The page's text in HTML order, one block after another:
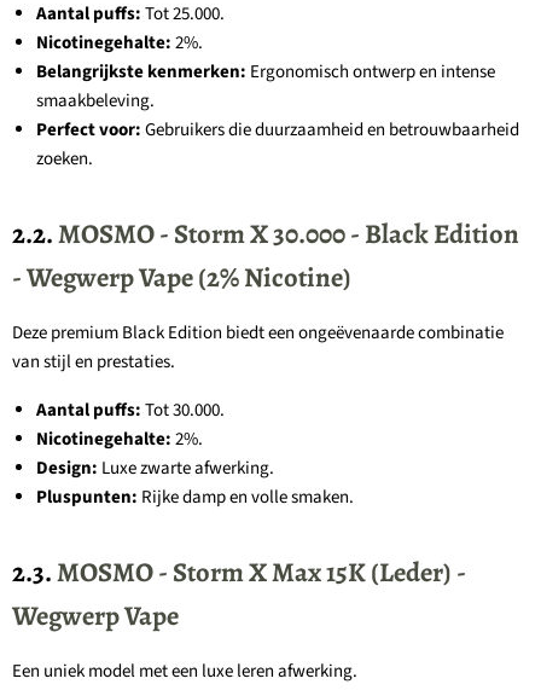
Aantal puffs:Tot 25.000.
Nicotinegehalte:2%.
Belangrijkste kenmerken: Ergonomisch ontwerp en intense
smaakbeleving.
Perfect voor:Gebruikers die duurzaamheid en betrouwbaarheid
zoeken.
2.2.MOSMO - Storm X 30.000 - Black Edition
- Wegwerp Vape (2% Nicotine)
Deze premium Black Edition biedt een ongeëvenaarde combinatie
van stijl en prestaties.
Aantal puffs:Tot 30.000.
Nicotinegehalte:2%.
Design: Luxe zwarte afwerking.
Pluspunten: Rijke damp en volle smaken.
2.3.MOSMO - Storm X Max 15K (Leder) -
Wegwerp Vape
Een uniek model met een luxe leren afwerking.